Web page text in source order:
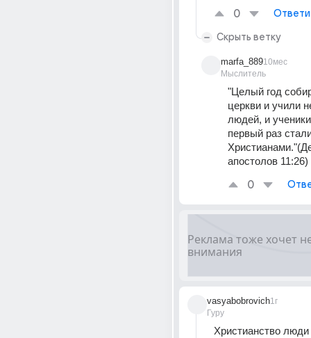
0
Скрыть ветку
marfa_889
Мыслитель
10мес
"Целый год
церкви и учили
людей, и
первый раз
апостолов 11:26)
0
vasyabobrovich
Гуру
1г
Христианство люди